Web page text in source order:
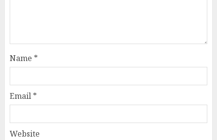
Name *
Email *
Website